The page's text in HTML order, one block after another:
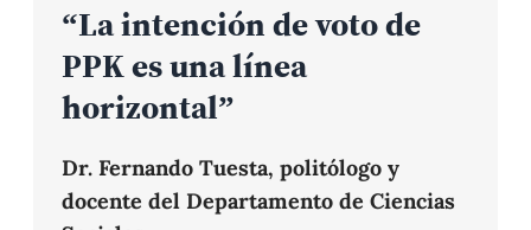
“La intención de voto de
PPK es una línea
horizontal”
Dr. Fernando Tuesta, politólogo y
docente del Departamento de Ciencias